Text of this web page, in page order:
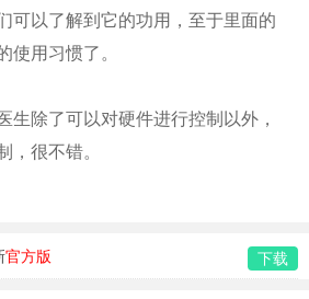
可以了解到它的功用，至于里面的
用习惯了。
生除了可以对硬件进行控制以外，
很不错。
官方版 下载